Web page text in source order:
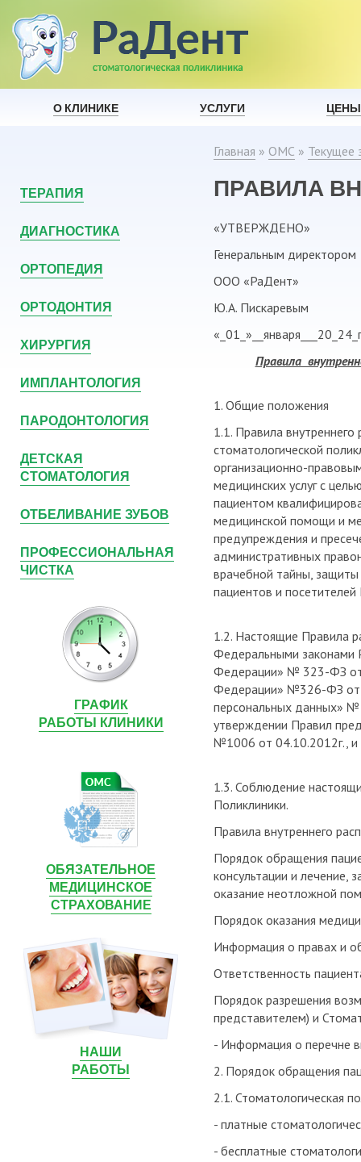
О КЛИНИКЕ УСЛУГИ ЦЕНЫ
ТЕРАПИЯ
ДИАГНОСТИКА
ОРТОПЕДИЯ
ОРТОДОНТИЯ
ХИРУРГИЯ
ИМПЛАНТОЛОГИЯ
ПАРОДОНТОЛОГИЯ
ДЕТСКАЯ
СТОМАТОЛОГИЯ
ОТБЕЛИВАНИЕ ЗУБОВ
ПРОФЕССИОНАЛЬНАЯ
ЧИСТКА
ГРАФИК
РАБОТЫ КЛИНИКИ
ОБЯЗАТЕЛЬНОЕ
МЕДИЦИНСКОЕ
СТРАХОВАНИЕ
НАШИ
РАБОТЫ
Главная » ОМС » Текущее
ПРАВИЛА
«УТВЕРЖДЕНО»
Генеральным директором
ООО «РаДент»
Ю.А. Пискаревым
Правила
1. Общие положения
1.1. Правила
стоматологической
организационно-
медицинских услуг с
пациентом
медицинской помощи и
предупреждения и
административных
врачебной тайны,
пациентов и посетителей
1.2. Настоящие Правила
Федеральными законами
Федерации» № 323-ФЗ от
Федерации» №326-ФЗ от
персональных данных»
утверждении Правил
№1006 от 04.10.2012г.,
1.3. Соблюдение
Поликлиники.
Правила внутреннего
Порядок обращения
консультации и
оказание неотложной
Порядок оказания
Информация о правах и
Ответственность
Порядок разрешения
представителем) и
- Информация о перечне
2. Порядок обращения
2.1. Стоматологическая
- платные
- бесплатные